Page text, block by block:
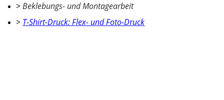
>Beklebungs- und Montagearbeit
> T-Shirt-Druck: Flex- und Foto-Druck